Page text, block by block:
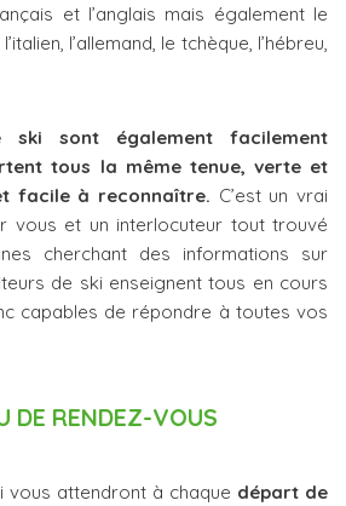
et l’anglais mais également le
l’allemand, le tchèque, l’hébreu,
ski sont également facilement
tous la même tenue, verte et
facile à reconnaître. C’est un vrai
vous et un interlocuteur tout trouvé
cherchant des informations sur
de ski enseignent tous en cours
capables de répondre à toutes vos
DE RENDEZ-VOUS
vous attendront à chaque départ de